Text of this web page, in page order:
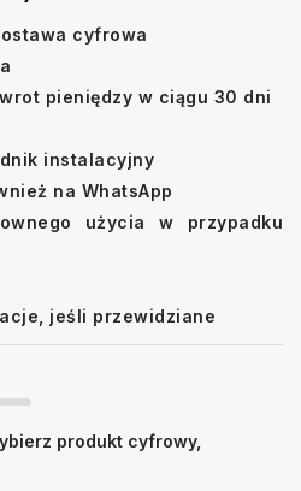
cyfrowa
pieniędzy w ciągu 30 dni
instalacyjny
na WhatsApp
użycia w przypadku
jeśli przewidziane
produkt cyfrowy,